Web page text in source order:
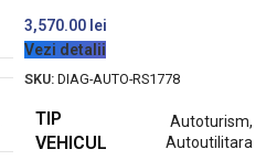
3,570.00 lei
Vezi detalii
SKU: DIAG-AUTO-RS1778
TIP
VEHICUL
Autoturism,
Autoutilitara